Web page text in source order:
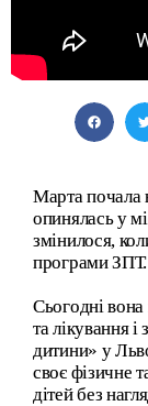
Марта почала
опинялась у
змінилося,
програми ЗПТ.
Сьогодні вона
та лікування
дитини» у
своє фізичне
дітей без